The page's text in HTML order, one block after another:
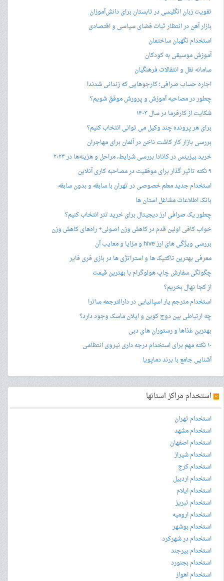
تقویت زبان انگلیسی در تابستان برای دانش‌آموزان
بازار آهن در انتظار ثبات فضای سیاسی و اقتصادی
استخدام نگهبان ساختمان
آموزش موسیقی به کودکان
سامانه نقل و انتقالات فرهنگیان
اجاره حساب صرافی؛ کارجوهایی که زندانی شدند!
چطور در مصاحبه‌ آموزش و پرورش موفق شویم؟
شکایت از کارفرما در سال ۱۴۰۳
برای هر پرونده چند وکیل می توانی انتخاب کنیم؟
بررسی بازار کار کاشت ناخن در آلمان برای مهاجران
خرید بیزینس در کانادا بررسی شرایط، مراحل و هزینه‌ها در ۲۰۲۴
۹ نکته تاثیر گذار برای موفقیت در مصاحبه کاری آنلاین
استخدام جدید معلم خصوصی در تهران با سابقه و بدون سابقه
بانک اطلاعات مشاغل استان ها
چطور یک صرافی ارز دیجیتال برای خرید تتر انتخاب کنیم؟
خواب کافی اولین قدم در کاهش وزن اصولی+ راه‌های کاهش وزن
بررسی ویژگی های ارز hive و مزایا و معایب آن
معرفی بهترین تاکتیک ها و استراتژی ها در بازی فری فایر
چگونگی سفارش چاپ هولوگرام با بهترین قیمت
از کجا نهال بخریم؟
استخدام مترجم یار اسپانیایی در دارالترجمه ساترا
چه ارتباطی بین دوج کوین و ایلان ماسک وجود دارد؟
بهترین غذاها و رستوران های دبی
۱۰ نکته مهم برای استخدام درجه داری نیروی انتظامی
آشنایی جامع با برند دماپویا
» استخدام مراکز استانها
استخدام تهران
استخدام مشهد
استخدام اصفهان
استخدام شیراز
استخدام کرج
استخدام اردبیل
استخدام ایلام
استخدام تبریز
استخدام ارومیه
استخدام بوشهر
استخدام در شهرکرد
استخدام بیرجند
استخدام بجنورد
استخدام اهواز